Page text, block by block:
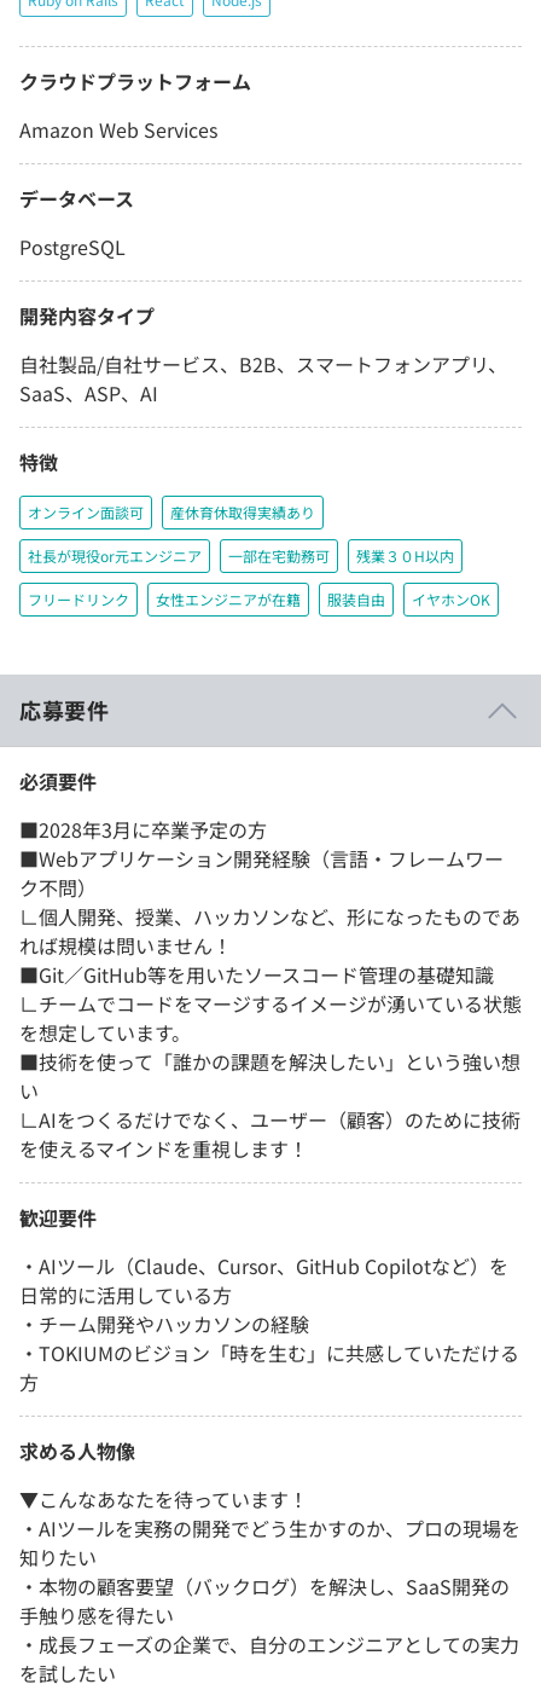
クラウドプラットフォーム
Amazon Web Services
データベース
PostgreSQL
開発内容タイプ
自社製品/自社サービス、B2B、スマートフォンアプリ、
SaaS、ASP、AI
特徴
オンライン面談可 産休育休取得実績あり
社長が現役or元エンジニア 一部在宅勤務可 残業３０H以内
フリードリンク 女性エンジニアが在籍 服装自由 イヤホンOK
応募要件
必須要件
■2028年3月に卒業予定の方
■Webアプリケーション開発経験（言語・フレームワー
ク不問）
∟個人開発、授業、ハッカソンなど、形になったものであ
れば規模は問いません！
■Git／GitHub等を用いたソースコード管理の基礎知識
∟チームでコードをマージするイメージが湧いている状態
を想定しています。
■技術を使って「誰かの課題を解決したい」という強い想
い
∟AIをつくるだけでなく、ユーザー（顧客）のために技術
を使えるマインドを重視します！
歓迎要件
・AIツール（Claude、Cursor、GitHub Copilotなど）を
日常的に活用している方
・チーム開発やハッカソンの経験
・TOKIUMのビジョン「時を生む」に共感していただける
方
求める人物像
▼こんなあなたを待っています！
・AIツールを実務の開発でどう生かすのか、プロの現場を
知りたい
・本物の顧客要望（バックログ）を解決し、SaaS開発の
手触り感を得たい
・成長フェーズの企業で、自分のエンジニアとしての実力
を試したい